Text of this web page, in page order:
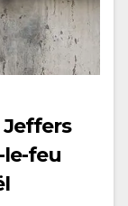
Jeffers
le-feu